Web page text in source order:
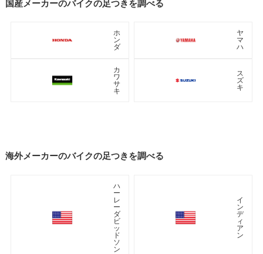
国産メーカーのバイクの足つきを調べる
ホ
ン
ダ
ヤ
マ
ハ
カ
ワ
サ
キ
ス
ズ
キ
海外メーカーのバイクの足つきを調べる
ハ
ー
レ
ー
ダ
ビ
ッ
ド
ソ
ン
イ
ン
デ
ィ
ア
ン